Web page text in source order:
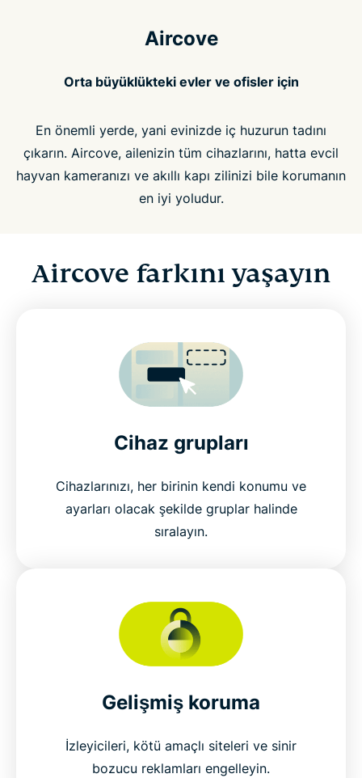
Aircove
Orta büyüklükteki evler ve ofisler için
En önemli yerde, yani evinizde iç huzurun tadını
çıkarın. Aircove, ailenizin tüm cihazlarını, hatta evcil
hayvan kameranızı ve akıllı kapı zilinizi bile korumanın
en iyi yoludur.
Aircove farkını yaşayın
Cihaz grupları
Cihazlarınızı, her birinin kendi konumu ve
ayarları olacak şekilde gruplar halinde
sıralayın.
Gelişmiş koruma
İzleyicileri, kötü amaçlı siteleri ve sinir
bozucu reklamları engelleyin.